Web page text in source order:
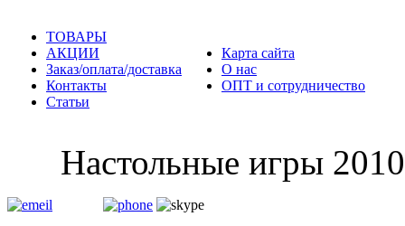
ТОВАРЫ
АКЦИИ
Заказ/оплата/доставка
Контакты
Статьи
Карта сайта
О нас
ОПТ и сотрудничество
Настольные